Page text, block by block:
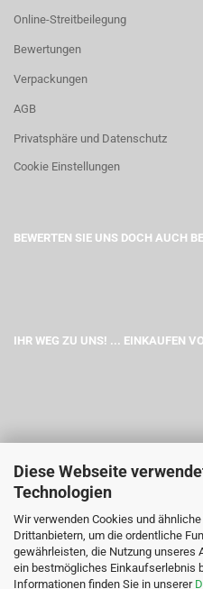
Diese Webseite
Technologien
Wir verwenden Cookies und
Drittanbietern, um die ordentliche
gewährleisten, die Nutzung unseres
ein bestmögliches Einkaufserlebnis
Informationen finden Sie in unserer
Online-Streitbeilegung
Bewertungen
Verpackungen
AGB
Privatsphäre und Datenschutz
Cookie Einstellungen
BEWERTEN SIE UNS DOCH AUCH
IHR WEG ZU UNS! ... EINKAUFEN